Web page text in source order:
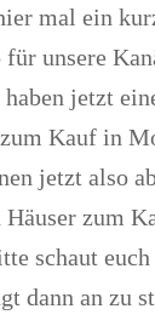
mal ein
unsere
jetzt
Kauf in
jetzt also
Häuser zum
schaut euch
dann an zu
online